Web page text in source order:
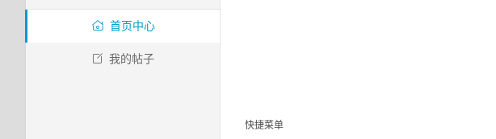
首页中心
我的帖子
快捷菜单